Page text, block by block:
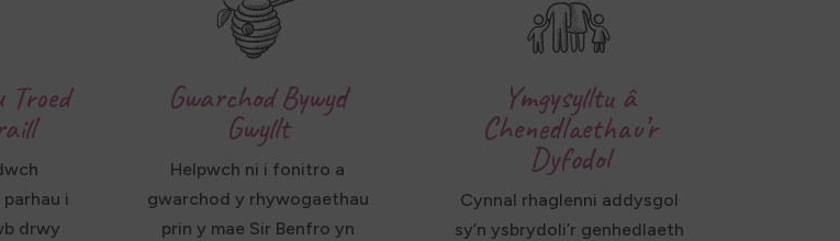
i
drwy
Gwarchod Bywyd
Gwyllt
Helpwch ni i fonitro a
gwarchod y rhywogaethau
prin y mae Sir Benfro yn
Ymgysylltu â
Chenedlaethau’r
Dyfodol
Cynnal rhaglenni addysgol
sy’n ysbrydoli’r genhedlaeth